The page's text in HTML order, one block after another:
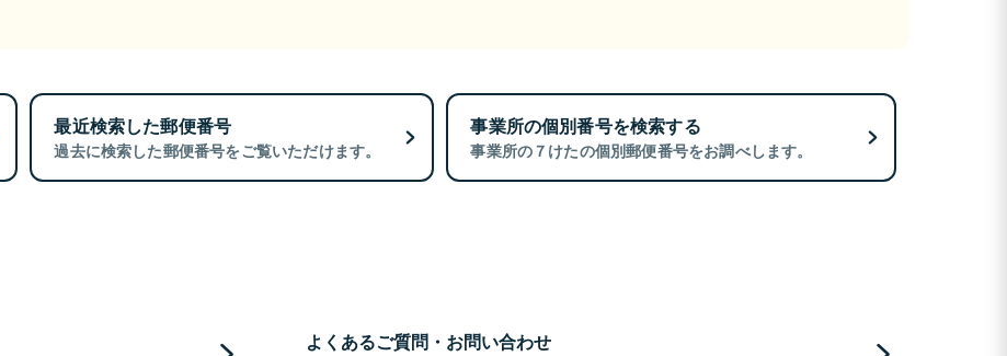
最近検索した郵便番号
過去に検索した郵便番号をご覧いただけます。
事業所の個別番号を検索する
事業所の７けたの個別郵便番号をお調べします。
よくあるご質問・お問い合わせ